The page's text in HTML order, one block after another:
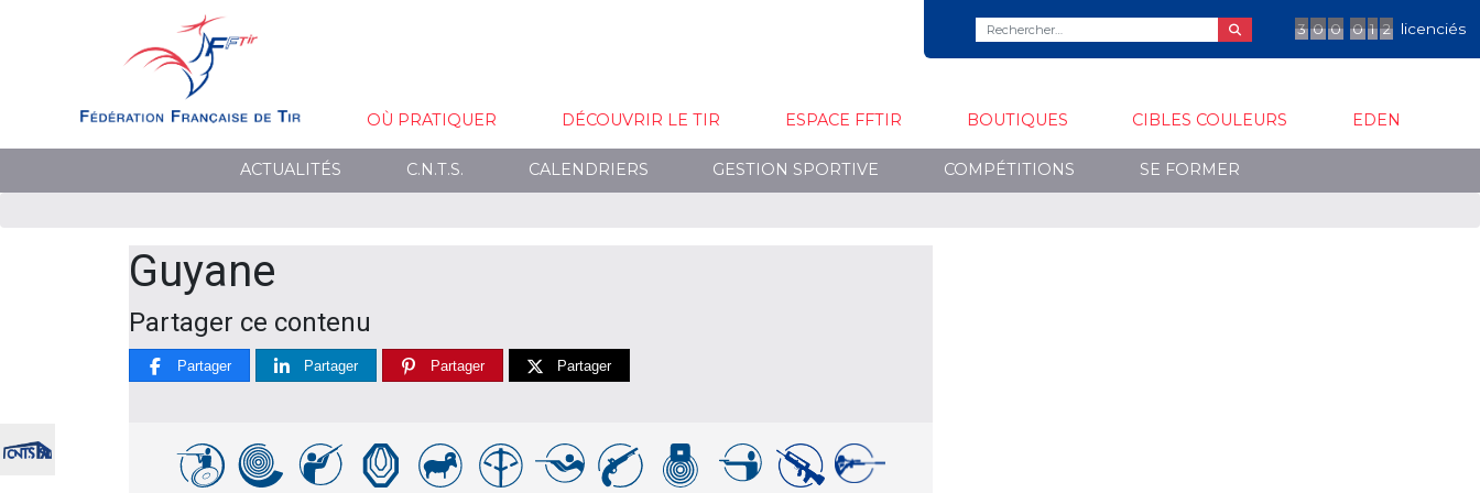
3 0 0 0 1 2 licenciés
OÙ PRATIQUER DÉCOUVRIR LE TIR ESPACE FFTIR BOUTIQUES CIBLES COULEURS EDEN
ACTUALITÉS C.N.T.S. CALENDRIERS GESTION SPORTIVE COMPÉTITIONS SE FORMER
Guyane
Partager ce contenu
Partager Partager Partager Partager